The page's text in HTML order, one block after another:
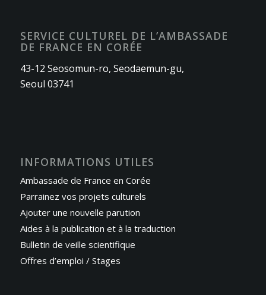
SERVICE CULTUREL DE L’AMBASSADE
DE FRANCE EN CORÉE
43-12 Seosomun-ro, Seodaemun-gu,
Seoul 03741
INFORMATIONS UTILES
Ambassade de France en Corée
Parrainez vos projets culturels
Ajouter une nouvelle parution
Aides à la publication et à la traduction
Bulletin de veille scientifique
Offres d’emploi / Stages